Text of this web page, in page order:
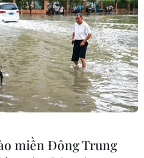
(TTXVN/Vietnam+)
miền Đông Trung